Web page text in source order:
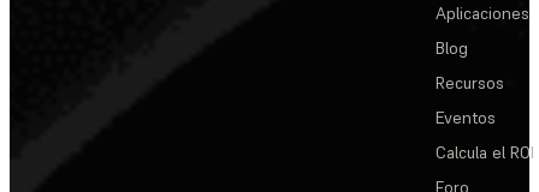
Aplicaciones
Blog
Recursos
Eventos
Calcula el ROI
Foro